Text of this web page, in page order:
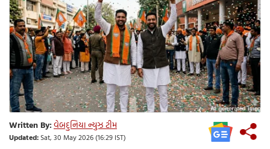
Written By:વેબદુનિયા ન્યુઝ ટીમ
Updated:Sat, 30 May 2026 (16:29 IST)